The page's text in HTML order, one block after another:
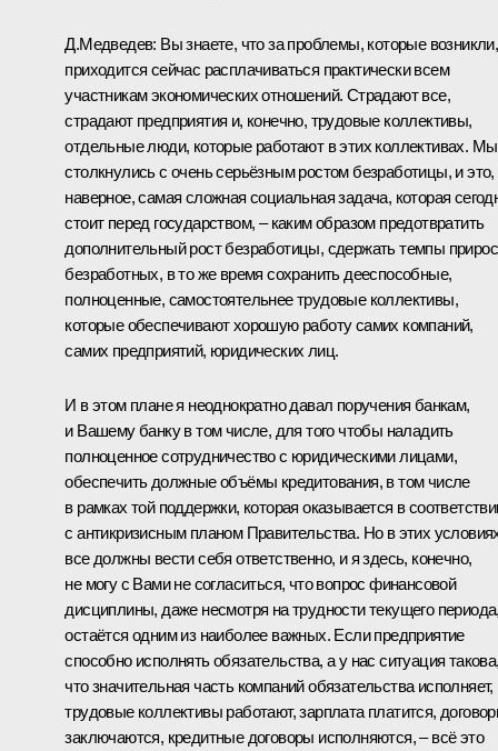
Д.Медведев: Вы знаете, что за проблемы, которые возникли,
приходится сейчас расплачиваться практически всем
участникам экономических отношений. Страдают все,
страдают предприятия и, конечно, трудовые коллективы,
отдельные люди, которые работают в этих коллективах. Мы
столкнулись с очень серьёзным ростом безработицы, и это,
наверное, самая сложная социальная задача, которая
стоит перед государством, – каким образом предотвратить
дополнительный рост безработицы, сдержать темпы
безработных, в то же время сохранить дееспособные,
полноценные, самостоятельнее трудовые коллективы,
которые обеспечивают хорошую работу самих компаний,
самих предприятий, юридических лиц.
И в этом плане я неоднократно давал поручения банкам,
и Вашему банку в том числе, для того чтобы наладить
полноценное сотрудничество с юридическими лицами,
обеспечить должные объёмы кредитования, в том числе
в рамках той поддержки, которая оказывается в
с антикризисным планом Правительства. Но в этих
все должны вести себя ответственно, и я здесь, конечно,
не могу с Вами не согласиться, что вопрос финансовой
дисциплины, даже несмотря на трудности текущего
остаётся одним из наиболее важных. Если предприятие
способно исполнять обязательства, а у нас ситуация
что значительная часть компаний обязательства исполняет,
трудовые коллективы работают, зарплата платится,
заключаются, кредитные договоры исполняются, – всё это